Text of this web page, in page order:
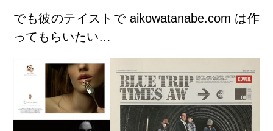
でも彼のテイストで aikowatanabe.com は作
ってもらいたい…